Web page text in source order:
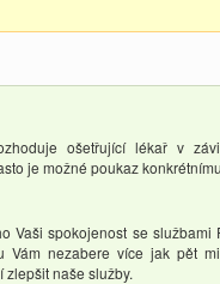
ošetřující lékař v
je možné poukaz
Vaši spokojenost se službami
nezabere více jak pět
naše služby.